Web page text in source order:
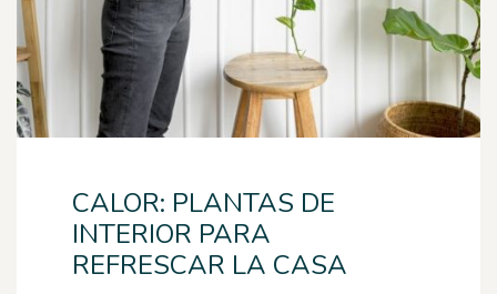
CALOR: PLANTAS DE
INTERIOR PARA
REFRESCAR LA CASA